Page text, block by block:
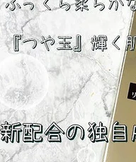
マスク 化粧水
ボディーケア